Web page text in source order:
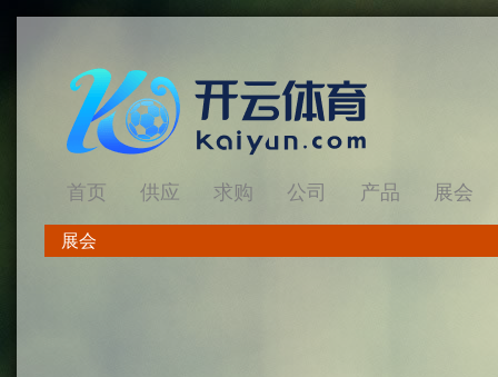
首页 供应 求购 公司 产品 展会
展会